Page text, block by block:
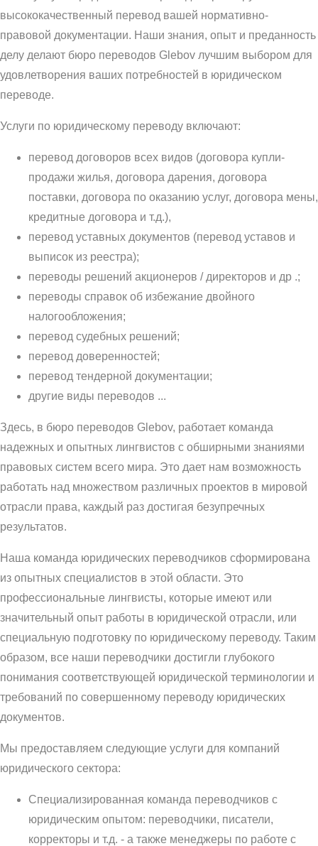
высококачественный перевод вашей нормативно-
правовой документации. Наши знания, опыт и преданность
делу делают бюро переводов Glebov лучшим выбором для
удовлетворения ваших потребностей в юридическом
переводе.
Услуги по юридическому переводу включают:
перевод договоров всех видов (договора купли-
продажи жилья, договора дарения, договора
поставки, договора по оказанию услуг, договора мены,
кредитные договора и т.д.),
перевод уставных документов (перевод уставов и
выписок из реестра);
переводы решений акционеров / директоров и др .;
переводы справок об избежание двойного
налогообложения;
перевод судебных решений;
перевод доверенностей;
перевод тендерной документации;
другие виды переводов ...
Здесь, в бюро переводов Glebov, работает команда
надежных и опытных лингвистов с обширными знаниями
правовых систем всего мира. Это дает нам возможность
работать над множеством различных проектов в мировой
отрасли права, каждый раз достигая безупречных
результатов.
Наша команда юридических переводчиков сформирована
из опытных специалистов в этой области. Это
профессиональные лингвисты, которые имеют или
значительный опыт работы в юридической отрасли, или
специальную подготовку по юридическому переводу. Таким
образом, все наши переводчики достигли глубокого
понимания соответствующей юридической терминологии и
требований по совершенному переводу юридических
документов.
Мы предоставляем следующие услуги для компаний
юридического сектора:
Специализированная команда переводчиков с
юридическим опытом: переводчики, писатели,
корректоры и т.д. - а также менеджеры по работе с